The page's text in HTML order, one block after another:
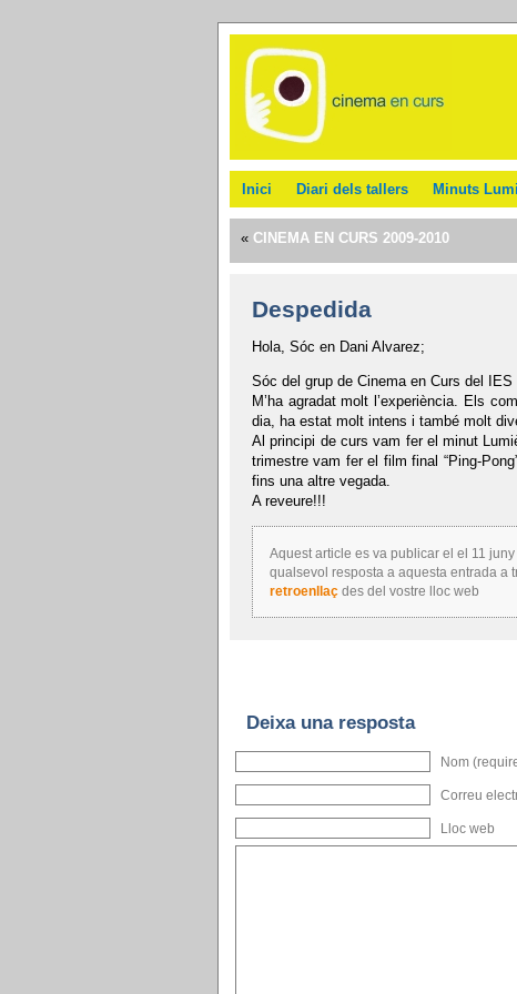
Inici Diari dels tallers Minuts
« CINEMA EN CURS 2009-2010
Despedida
Hola, Sóc en Dani Alvarez;
Sóc del grup de Cinema en Curs del IES
M’ha agradat molt l’experiència. Els
dia, ha estat molt intens i també molt
Al principi de curs vam fer el minut
trimestre vam fer el film final “Ping-
fins una altre vegada.
A reveure!!!
Aquest article es va publicar el el 11
qualsevol resposta a aquesta entrada a
retroenllaç des del vostre lloc web
Deixa una resposta
Nom
Correu
Lloc web